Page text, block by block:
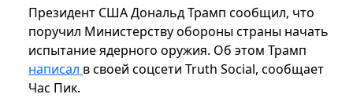
Президент США Дональд Трамп сообщил, что
поручил Министерству обороны страны начать
испытание ядерного оружия. Об этом Трамп
написал в своей соцсети Truth Social, сообщает
Час Пик.